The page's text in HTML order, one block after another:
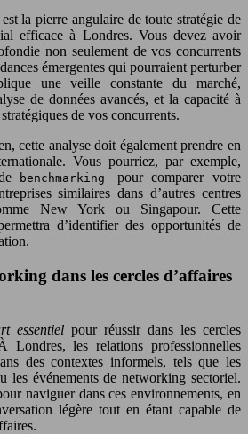
la pierre angulaire de toute stratégie de
efficace à Londres. Vous devez avoir
non seulement de vos concurrents
émergentes qui pourraient perturber
une veille constante du marché,
de données avancés, et la capacité à
de vos concurrents.
cette analyse doit également prendre en
Vous pourriez, par exemple,
benchmarking pour comparer votre
similaires dans d’autres centres
New York ou Singapour. Cette
d’identifier des opportunités de
dans les cercles d’affaires
essentiel pour réussir dans les cercles
Londres, les relations professionnelles
des contextes informels, tels que les
les événements de networking sectoriel.
naviguer dans ces environnements, en
légère tout en étant capable de